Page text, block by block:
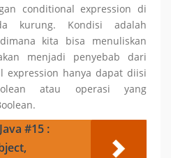
conditional expression di
kurung. Kondisi adalah
kita bisa menuliskan
menjadi penyebab dari
expression hanya dapat diisi
atau operasi yang
#15 :